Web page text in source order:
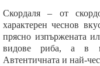
Скордаля – от
характерен чеснов
прясно изпържената
видове риба, а в
Автентичната и най-